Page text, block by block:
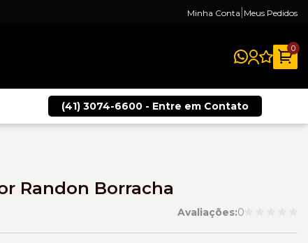
Minha Conta Meus Pedidos
0
(41) 3074-6600 - Entre em Contato
Randon Borracha
Avaliações:0